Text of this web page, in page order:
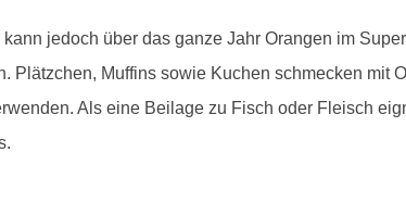
jedoch über das ganze Jahr Orangen im
Plätzchen, Muffins sowie Kuchen schmecken mit
Als eine Beilage zu Fisch oder Fleisch